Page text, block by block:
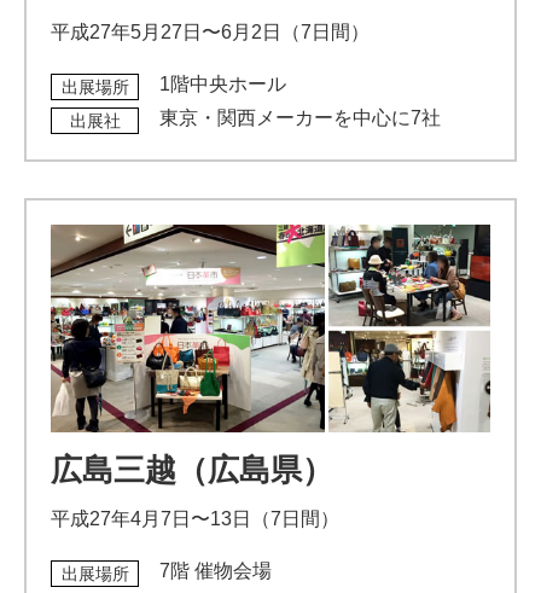
平成27年5月27日〜6月2日（7日間）
出展場所 1階中央ホール
出展社 東京・関西メーカーを中心に7社
広島三越（広島県）
平成27年4月7日〜13日（7日間）
出展場所 7階 催物会場